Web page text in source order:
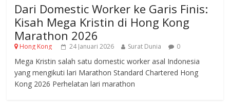
Dari Domestic Worker ke Garis Finis:
Kisah Mega Kristin di Hong Kong
Marathon 2026
Hong Kong 24 Januari 2026 Surat Dunia 0
Mega Kristin salah satu domestic worker asal Indonesia
yang mengikuti lari Marathon Standard Chartered Hong
Kong 2026 Perhelatan lari marathon